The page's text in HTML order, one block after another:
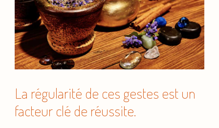
La régularité de ces gestes est un
facteur clé de réussite.